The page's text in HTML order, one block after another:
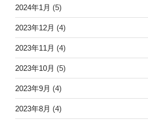
2024年1月 (5)
2023年12月 (4)
2023年11月 (4)
2023年10月 (5)
2023年9月 (4)
2023年8月 (4)